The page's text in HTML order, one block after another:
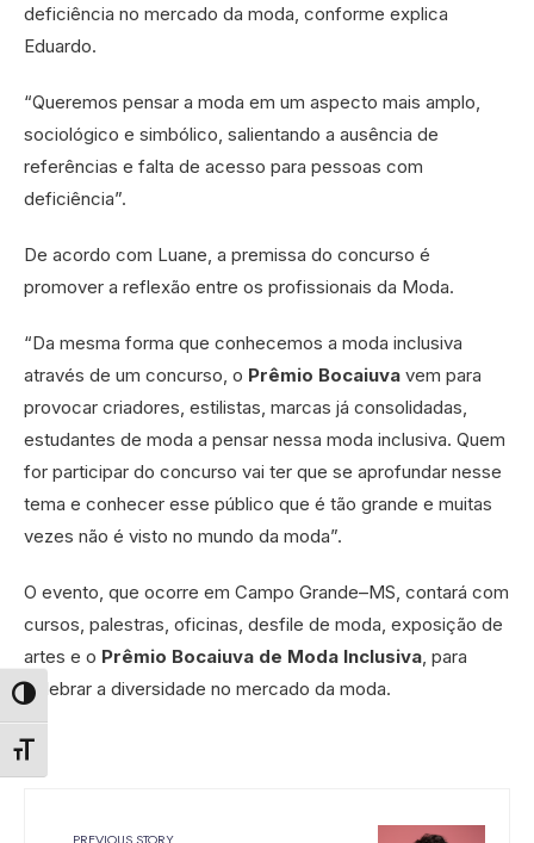
Alternar alto contraste
Alternar tamanho da fonte
deficiência no mercado da moda, conforme explica
Eduardo.
“Queremos pensar a moda em um aspecto mais amplo,
sociológico e simbólico, salientando a ausência de
referências e falta de acesso para pessoas com
deficiência”.
De acordo com Luane, a premissa do concurso é
promover a reflexão entre os profissionais da Moda.
“Da mesma forma que conhecemos a moda inclusiva
através de um concurso, o Prêmio Bocaiuva vem para
provocar criadores, estilistas, marcas já consolidadas,
estudantes de moda a pensar nessa moda inclusiva. Quem
for participar do concurso vai ter que se aprofundar nesse
tema e conhecer esse público que é tão grande e muitas
vezes não é visto no mundo da moda”.
O evento, que ocorre em Campo Grande–MS, contará com
cursos, palestras, oficinas, desfile de moda, exposição de
artes e o Prêmio Bocaiuva de Moda Inclusiva , para
celebrar a diversidade no mercado da moda.
PREVIOUS STORY